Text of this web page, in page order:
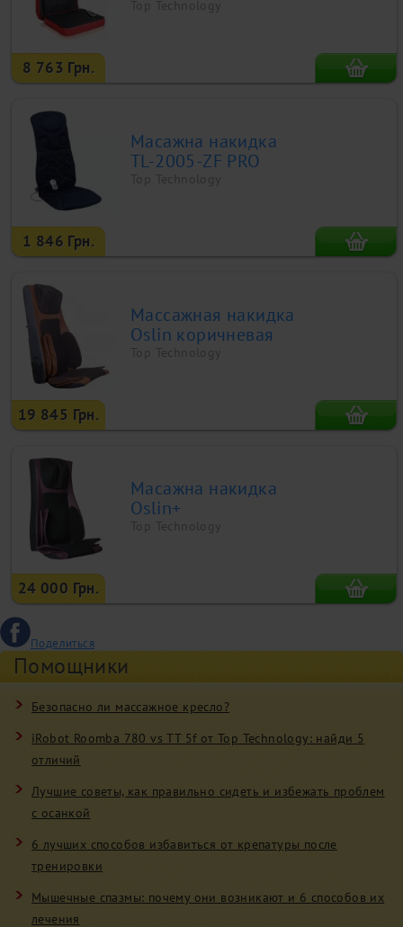
8 763 Грн.
Масажна накидка
TL-2005-ZF PRO
1 846 Грн.
Массажная накидкa
Oslin коричневая
19 845 Грн.
Масажна накидка
Oslin+
24 000 Грн.
Поделиться
Помощники
Безопасно ли массажное кресло?
iRobot Roomba 780 vs TT 5f от Top Technology: найди 5
отличий
Лучшие советы, как правильно сидеть и избежать проблем
с осанкой
6 лучших способов избавиться от крепатуры после
тренировки
Мышечные спазмы: почему они возникают и 6 способов их
лечения